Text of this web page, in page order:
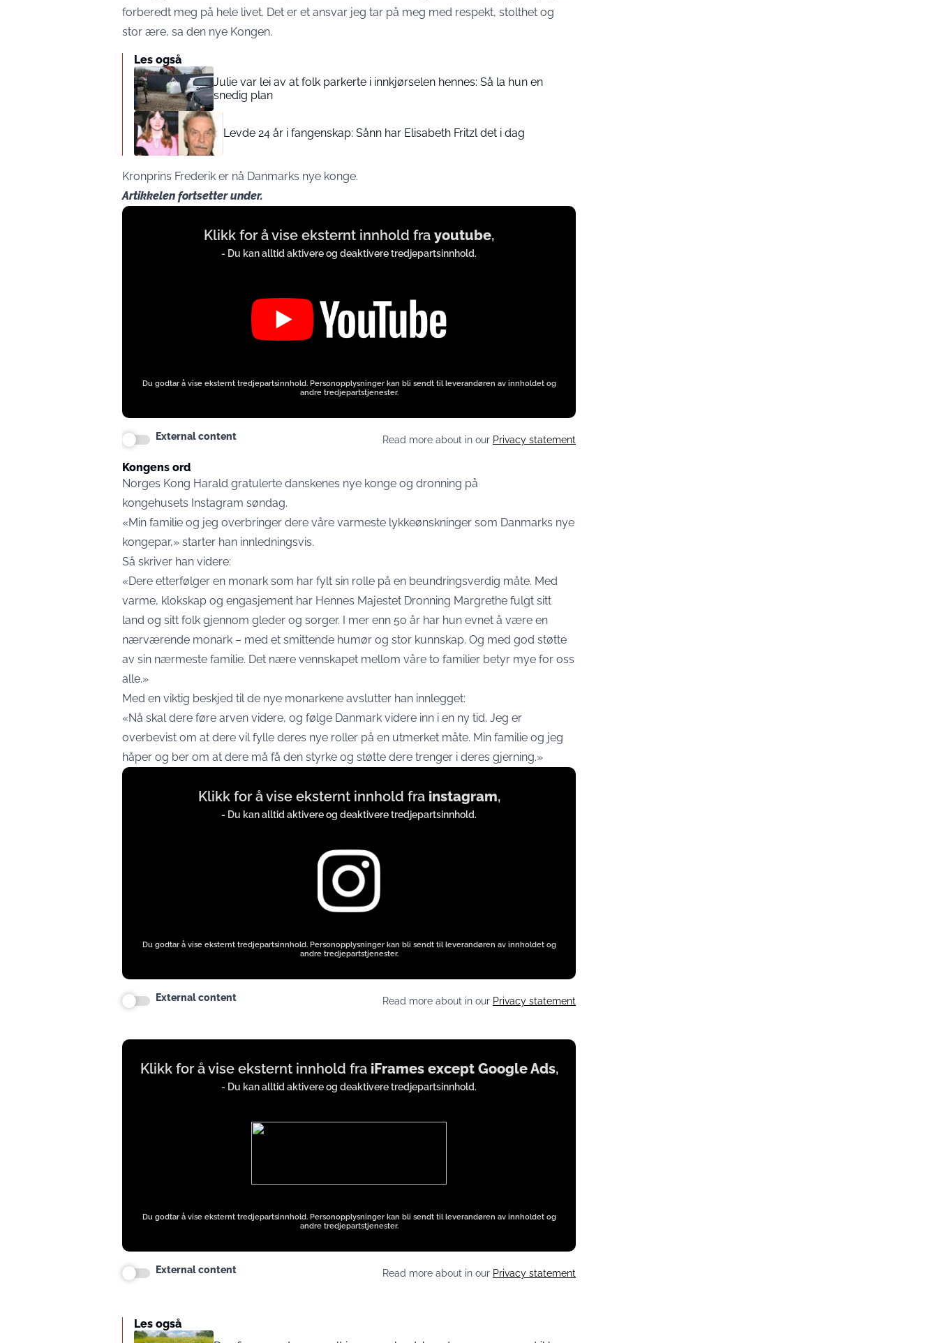
forberedt meg på hele livet. Det er et ansvar jeg tar på meg med respekt, stolthet og
stor ære, sa den nye Kongen.
Les også
Julie var lei av at folk parkerte i innkjørselen hennes: Så la hun en
snedig plan
Levde 24 år i fangenskap: Sånn har Elisabeth Fritzl det i dag
Kronprins Frederik er nå Danmarks nye konge.
Artikkelen fortsetter under.
Display
Klikk for å vise eksternt innhold fra youtube,
- Du kan alltid aktivere og deaktivere tredjepartsinnhold.
Du godtar å vise eksternt tredjepartsinnhold. Personopplysninger kan bli sendt til leverandøren av innholdet og
andre tredjepartstjenester.
External content Read more about in our Privacy statement
Kongens ord
Norges Kong Harald gratulerte danskenes nye konge og dronning på
kongehusets Instagram søndag.
«Min familie og jeg overbringer dere våre varmeste lykkeønskninger som Danmarks nye
kongepar,» starter han innledningsvis.
Så skriver han videre:
«Dere etterfølger en monark som har fylt sin rolle på en beundringsverdig måte. Med
varme, klokskap og engasjement har Hennes Majestet Dronning Margrethe fulgt sitt
land og sitt folk gjennom gleder og sorger. I mer enn 5o år har hun evnet å være en
nærværende monark – med et smittende humør og stor kunnskap. Og med god støtte
av sin nærmeste familie. Det nære vennskapet mellom våre to familier betyr mye for oss
alle.»
Med en viktig beskjed til de nye monarkene avslutter han innlegget:
«Nå skal dere føre arven videre, og følge Danmark videre inn i en ny tid. Jeg er
overbevist om at dere vil fylle deres nye roller på en utmerket måte. Min familie og jeg
håper og ber om at dere må få den styrke og støtte dere trenger i deres gjerning.»
Display
Klikk for å vise eksternt innhold fra instagram,
- Du kan alltid aktivere og deaktivere tredjepartsinnhold.
Du godtar å vise eksternt tredjepartsinnhold. Personopplysninger kan bli sendt til leverandøren av innholdet og
andre tredjepartstjenester.
External content Read more about in our Privacy statement
Display
content
Klikk for å vise eksternt innhold fra iFrames except Google Ads,
- Du kan alltid aktivere og deaktivere tredjepartsinnhold.
Du godtar å vise eksternt tredjepartsinnhold. Personopplysninger kan bli sendt til leverandøren av innholdet og
andre tredjepartstjenester.
External content Read more about in our Privacy statement
Les også